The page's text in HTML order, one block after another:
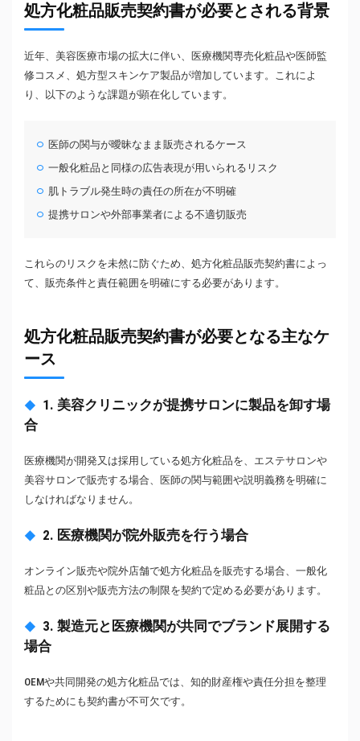
処方化粧品販売契約書が必要とされる背景
近年、美容医療市場の拡大に伴い、医療機関専売化粧品や医師監
修コスメ、処方型スキンケア製品が増加しています。これによ
り、以下のような課題が顕在化しています。
医師の関与が曖昧なまま販売されるケース
一般化粧品と同様の広告表現が用いられるリスク
肌トラブル発生時の責任の所在が不明確
提携サロンや外部事業者による不適切販売
これらのリスクを未然に防ぐため、処方化粧品販売契約書によっ
て、販売条件と責任範囲を明確にする必要があります。
処方化粧品販売契約書が必要となる主なケ
ース
1. 美容クリニックが提携サロンに製品を卸す場
合
医療機関が開発又は採用している処方化粧品を、エステサロンや
美容サロンで販売する場合、医師の関与範囲や説明義務を明確に
しなければなりません。
2. 医療機関が院外販売を行う場合
オンライン販売や院外店舗で処方化粧品を販売する場合、一般化
粧品との区別や販売方法の制限を契約で定める必要があります。
3. 製造元と医療機関が共同でブランド展開する
場合
OEMや共同開発の処方化粧品では、知的財産権や責任分担を整理
するためにも契約書が不可欠です。